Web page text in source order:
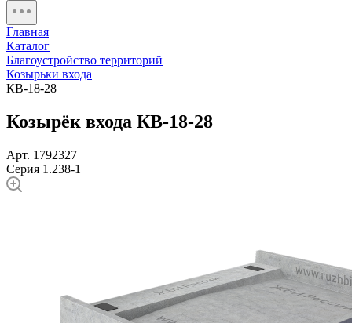
Главная
Каталог
Благоустройство территорий
Козырьки входа
КВ-18-28
Козырёк входа КВ-18-28
Арт. 1792327
Серия 1.238-1